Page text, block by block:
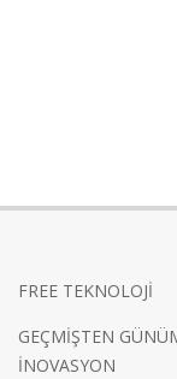
FREE TEKNOLOJİ
GEÇMİŞTEN
İNOVASYON